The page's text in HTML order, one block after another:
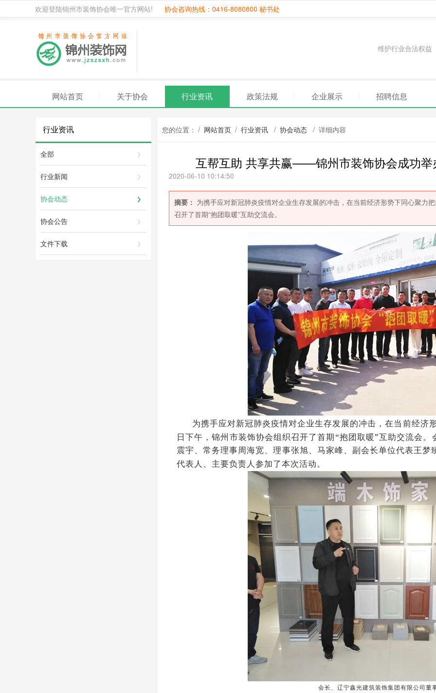
欢迎登陆锦州市装饰协会唯一官方网站! 协会咨询热线：0416-8080800 秘书处
维护行业合法权
网站首页 关于协会 行业资讯 政策法规 企业展示 招聘信息
行业资讯
全部
行业新闻
协会动态
协会公告
文件下载
您的位置： / 网站首页 / 行业资讯 / 协会动态 / 详细内容
互帮互助 共享共赢——锦州市装饰协会成功举
2020-06-10 10:14:50
摘要： 为携手应对新冠肺炎疫情对企业生存发展的冲击，在当前经济形势下同心聚力
召开了首期“抱团取暖”互助交流会。
为携手应对新冠肺炎疫情对企业生存发展的冲击，在当前经济
日下午，锦州市装饰协会组织召开了首期“抱团取暖”互助交流会
震宇、常务理事周海宽、理事张旭、马家峰、副会长单位代表王梦
代表人、主要负责人参加了本次活动。
会长、辽宁鑫光建筑装饰集团有限公司董